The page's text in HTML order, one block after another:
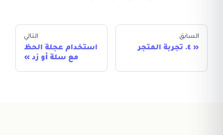
السابق
٤. تجربة المتجر
التالي
استخدام عجلة الحظ
مع سلة أو زد